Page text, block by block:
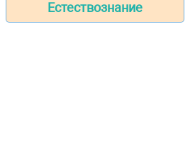
Естествознание